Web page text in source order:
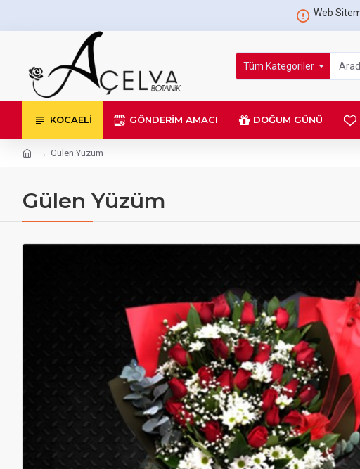
Web
Tüm Kategoriler
KOCAELI GÖNDERIM AMACI DOĞUM GÜNÜ
Gülen Yüzüm
Gülen Yüzüm